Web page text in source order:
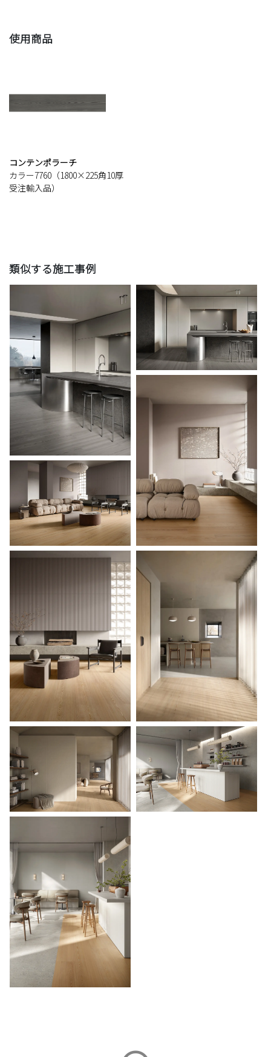
使用商品
コンテンポラーチ
カラー7760（1800×225角10厚
受注輸入品）
類似する施工事例